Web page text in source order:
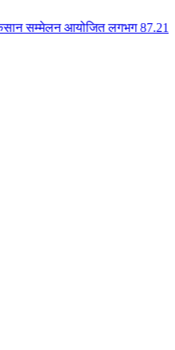
करोड़ लागत के 41